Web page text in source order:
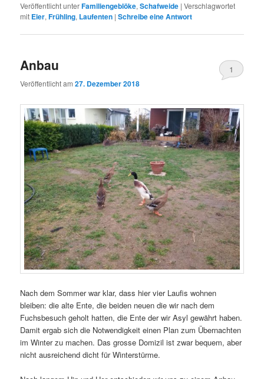
Veröffentlicht unterFamiliengeblöke,Schafweide |Verschlagwortet
mit Eier,Frühling, Laufenten |Schreibe eine Antwort
Anbau
Veröffentlicht am27. Dezember 2018
1
Nach dem Sommer war klar, dass hier vier Laufis wohnen
bleiben: die alte Ente, die beiden neuen die wir nach dem
Fuchsbesuch geholt hatten, die Ente der wir Asyl gewährt haben.
Damit ergab sich die Notwendigkeit einen Plan zum Übernachten
im Winter zu machen. Das grosse Domizil ist zwar bequem, aber
nicht ausreichend dicht für Winterstürme.